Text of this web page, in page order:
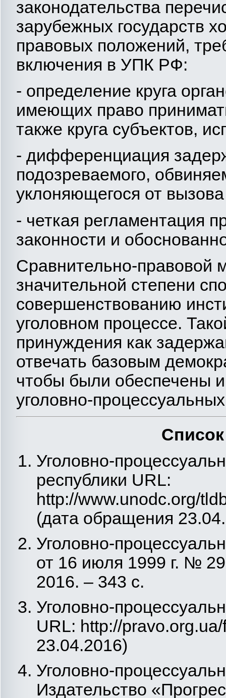
законодательства
зарубежных государств
правовых положений,
включения в УПК РФ:
- определение круга
имеющих право
также круга субъектов,
- дифференциация
подозреваемого,
уклоняющегося от вызова
- четкая регламентация
законности и
Сравнительно-правовой
значительной степени
совершенствованию
уголовном процессе.
принуждения как
отвечать базовым
чтобы были обеспечены
уголовно-
Уголовно-
республики URL:
http://www.unodc.org/
(дата обращения
Уголовно-
от 16 июля 1999 г. №
2016. – 343 с.
Уголовно-
URL: http://
23.04.2016)
Уголовно-
Издательство